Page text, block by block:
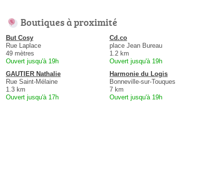
Boutiques à proximité
But Cosy
Rue Laplace
49 mètres
Ouvert jusqu'à 19h
Cd.co
place Jean Bureau
1.2 km
Ouvert jusqu'à 19h
GAUTIER Nathalie
Rue Saint-Mélaine
1.3 km
Ouvert jusqu'à 17h
Harmonie du Logis
Bonneville-sur-Touques
7 km
Ouvert jusqu'à 19h